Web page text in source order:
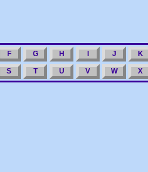
F G H J K
S T U V W X